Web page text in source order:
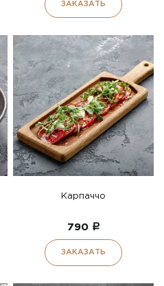
ЗАКАЗАТЬ
Карпаччо
790 a
ЗАКАЗАТЬ